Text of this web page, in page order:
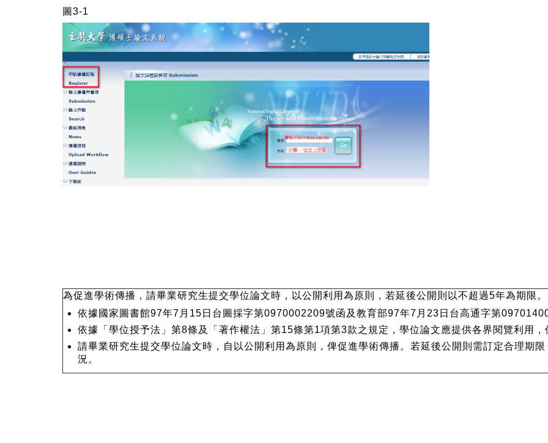
圖3-1
為促進學術傳播，請畢業研究生提交學位論文時，以公開利用為原則，若延後公開則以不超過5年為期限。
依據國家圖書館97年7月15日台圖採字第0970002209號函及教育部97年7月23日台高通字第
依據「學位授予法」第8條及「著作權法」第15條第1項第3款之規定，學位論文應提供各界閱覽利用，
請畢業研究生提交學位論文時，自以公開利用為原則，俾促進學術傳播。若延後公開則需訂定合理期
況。